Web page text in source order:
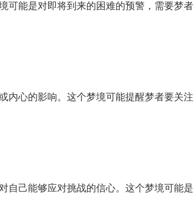
可能是对即将到来的困难的预警，需要梦者
内心的影响。这个梦境可能提醒梦者要关注
自己能够应对挑战的信心。这个梦境可能是